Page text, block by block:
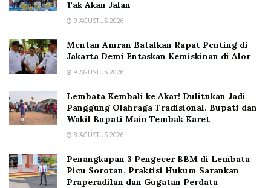
Tak Akan Jalan
9 AGUSTUS 2026
Mentan Amran Batalkan Rapat Penting di
Jakarta Demi Entaskan Kemiskinan di Alor
9 AGUSTUS 2026
Lembata Kembali ke Akar! Dulitukan Jadi
Panggung Olahraga Tradisional. Bupati dan
Wakil Bupati Main Tembak Karet
8 AGUSTUS 2026
Penangkapan 3 Pengecer BBM di Lembata
Picu Sorotan, Praktisi Hukum Sarankan
Praperadilan dan Gugatan Perdata